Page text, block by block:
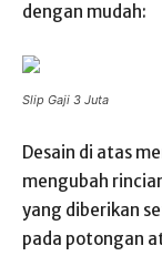
dengan mudah:
Slip Gaji 3 Juta
Desain di atas
mengubah
yang diberikan
pada potongan